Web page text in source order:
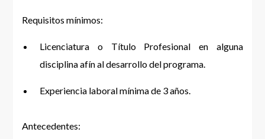
Requisitos mínimos:
Licenciatura o Título Profesional en alguna
disciplina afín al desarrollo del programa.
Experiencia laboral mínima de 3 años.
Antecedentes: